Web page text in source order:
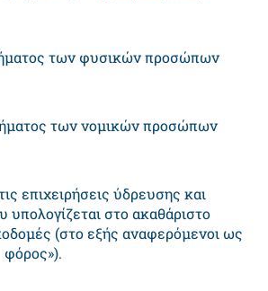
των φυσικών προσώπων
των νομικών προσώπων
επιχειρήσεις ύδρευσης και
υπολογίζεται στο ακαθάριστο
(στο εξής αναφερόμενοι ως